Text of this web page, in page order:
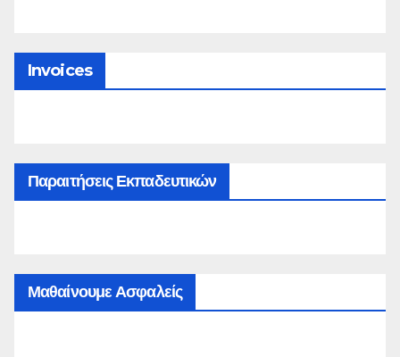
Invoices
Παραιτήσεις Εκπαδευτικών
Μαθαίνουμε Ασφαλείς